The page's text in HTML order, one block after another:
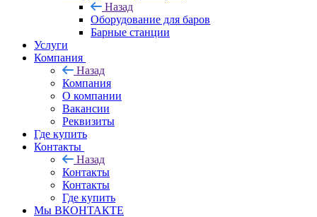
Назад
Оборудование для баров
Барные станции
Услуги
Компания
Назад
Компания
О компании
Вакансии
Реквизиты
Где купить
Контакты
Назад
Контакты
Контакты
Где купить
Мы ВКОНТАКТЕ